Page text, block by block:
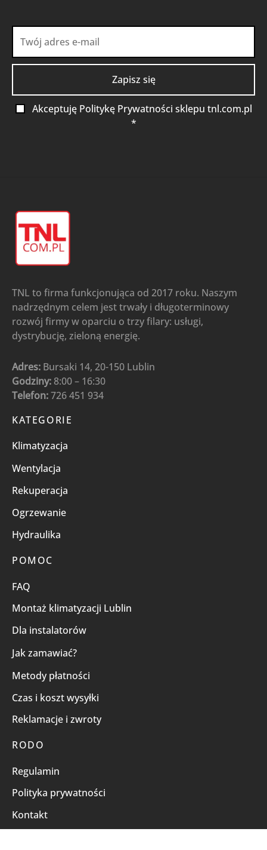
Akceptuję Politykę Prywatności sklepu tnl.com.pl
*
TNL to firma funkcjonująca od 2017 roku. Naszym
nadrzędnym celem jest trwały i długoterminowy
rozwój firmy w oparciu o trzy filary: usługi,
dystrybucję, zieloną energię.
Adres: Bursaki 14, 20-150 Lublin
Godziny: 8:00 – 16:30
Telefon:726 451 934
KATEGORIE
Klimatyzacja
Wentylacja
Rekuperacja
Ogrzewanie
Hydraulika
POMOC
FAQ
Montaż klimatyzacji Lublin
Dla instalatorów
Jak zamawiać?
Metody płatności
Czas i koszt wysyłki
Reklamacje i zwroty
RODO
Regulamin
Polityka prywatności
Kontakt